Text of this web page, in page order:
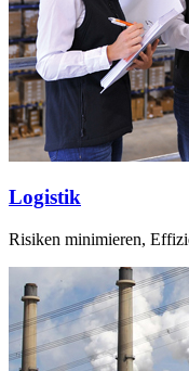
Logistik
Risiken minimieren,